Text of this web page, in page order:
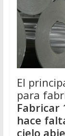
El
para
Fabricar
hace
cielo